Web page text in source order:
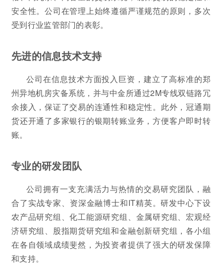
安全性。公司在管理上始终遵循严谨规范的原则，多次
受到行业监管部门的表彰。
先进的信息技术支持
公司在信息技术方面投入巨资，建立了高标准的郑
州异地机房灾备系统，并与中金所通过2M专线双链路冗
余接入，保证了交易的连通性和稳定性。此外，冠通期
货还开通了多家银行的银期转账业务，方便客户即时转
账。
专业的研发团队
公司拥有一支充满活力与热情的交易研究团队，融
合了实战专家、资深金融博士和IT精英。研发中心下设
农产品研究组、化工能源研究组、金属研究组、宏观经
济研究组、股指期货研究组和金融创新研究组，各小组
在各自领域成绩斐然，为投资者提供了强大的研发保障
和支持。